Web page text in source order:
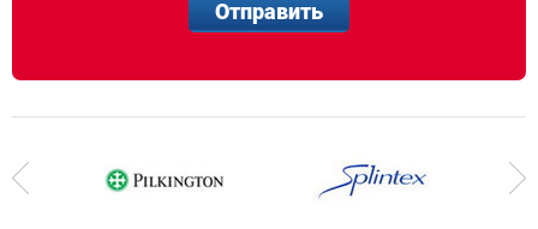
Отправить